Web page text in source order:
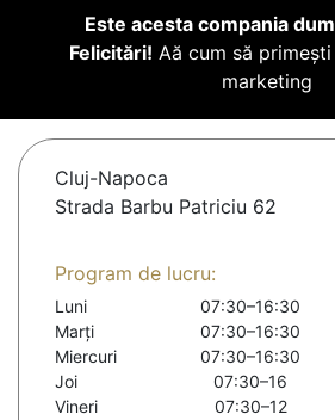
Este acesta compania
Felicitări! Aă cum să
marketing
Cluj-Napoca
Strada Barbu Patriciu 62
Program de lucru:
Luni
07:30–16:30
Marți
07:30–16:30
Miercuri
07:30–16:30
Joi
07:30–16
Vineri
07:30–12